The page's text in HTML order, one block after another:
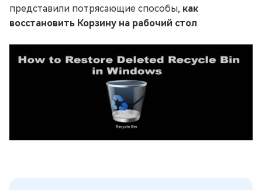
представили потрясающие способы, как
восстановить Корзину на рабочий стол.